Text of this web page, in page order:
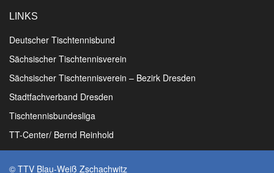
LINKS
Deutscher Tischtennisbund
Sächsischer Tischtennisverein
Sächsischer Tischtennisverein – Bezirk Dresden
Stadtfachverband Dresden
Tischtennisbundesliga
TT-Center/ Bernd Reinhold
© TTV Blau-Weiß Zschachwitz